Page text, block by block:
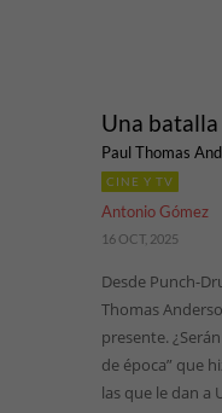
Una
Paul Thomas
CINE Y TV
Antonio Gómez
16 OCT, 2025
Desde Punch-
Thomas
presente.
de época” que
las que le dan a